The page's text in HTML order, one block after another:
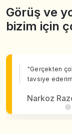
Görüş ve
bizim için
"Gerçekten
tavsiye
Narkoz